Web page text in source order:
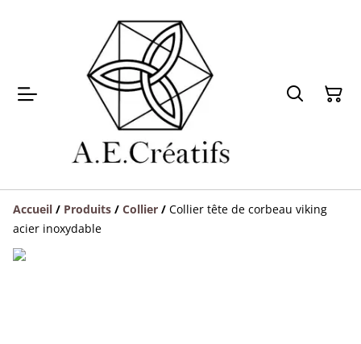
Accueil / Produits / Collier / Collier tête de corbeau viking
acier inoxydable